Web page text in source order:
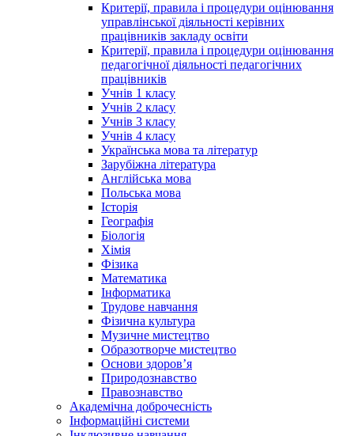
Критерії, правила і процедури оцінювання
управлінської діяльності керівних
працівників закладу освіти
Критерії, правила і процедури оцінювання
педагогічної діяльності педагогічних
працівників
Учнів 1 класу
Учнів 2 класу
Учнів 3 класу
Учнів 4 класу
Українська мова та літератур
Зарубіжна література
Англійська мова
Польська мова
Історія
Географія
Біологія
Хімія
Фізика
Математика
Інформатика
Трудове навчання
Фізична культура
Музичне мистецтво
Образотворче мистецтво
Основи здоров’я
Природознавство
Правознавство
Академічна доброчесність
Інформаційні системи